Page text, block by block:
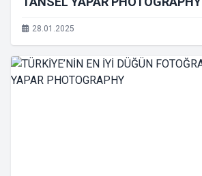
28.01.2025